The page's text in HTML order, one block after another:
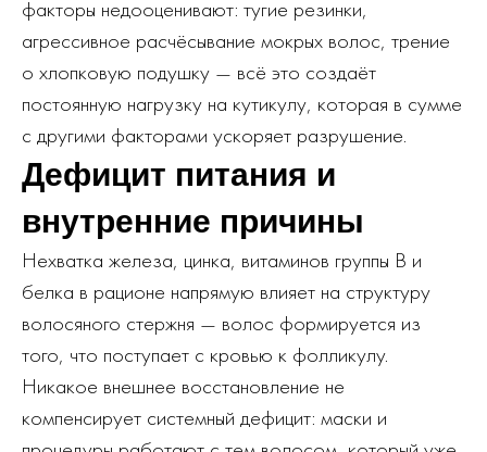
факторы недооценивают: тугие резинки,
агрессивное расчёсывание мокрых волос, трение
о хлопковую подушку — всё это создаёт
постоянную нагрузку на кутикулу, которая в сумме
с другими факторами ускоряет разрушение.
Дефицит питания и
внутренние причины
Нехватка железа, цинка, витаминов группы В и
белка в рационе напрямую влияет на структуру
волосяного стержня — волос формируется из
того, что поступает с кровью к фолликулу.
Никакое внешнее восстановление не
компенсирует системный дефицит: маски и